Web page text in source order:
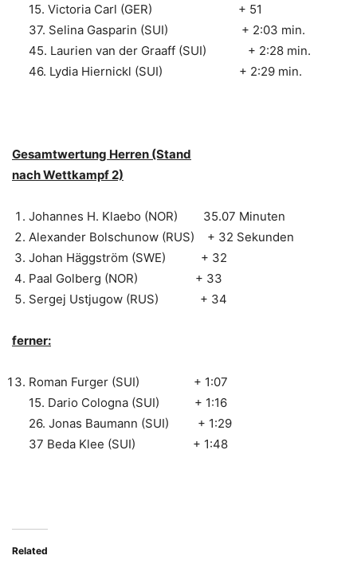
15. Victoria Carl (GER) + 51
37. Selina Gasparin (SUI) + 2:03 min.
45. Laurien van der Graaff (SUI) + 2:28 min.
46. Lydia Hiernickl (SUI) + 2:29 min.
Gesamtwertung Herren (Stand
nach Wettkampf 2)
Johannes H. Klaebo (NOR) 35.07 Minuten
Alexander Bolschunow (RUS) + 32 Sekunden
Johan Häggström (SWE) + 32
Paal Golberg (NOR) + 33
Sergej Ustjugow (RUS) + 34
ferner:
Roman Furger (SUI) + 1:07
15. Dario Cologna (SUI) + 1:16
26. Jonas Baumann (SUI) + 1:29
37 Beda Klee (SUI) + 1:48
Related